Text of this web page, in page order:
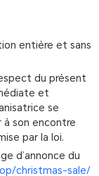
entière et sans
du présent
et
se
à son encontre
par la loi.
d’annonce du
christmas-sale/